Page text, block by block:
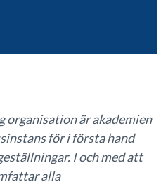
organisation är akademien
för i första hand
I och med att
alla